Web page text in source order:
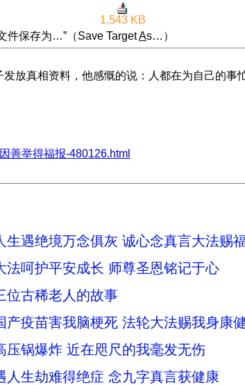
1,543 KB
件保存为…”（Save TargetAs…）
放真相资料，他感慨的说：人都在为自己的事
善举得福报-480126.html
生遇绝境万念俱灰 诚心念真言大法赐
法呵护平安成长 师尊圣恩铭记于心
位古稀老人的故事
产疫苗害我脑梗死 法轮大法赐我身康
压锅爆炸 近在咫尺的我毫发无伤
人生劫难得绝症 念九字真言获健康